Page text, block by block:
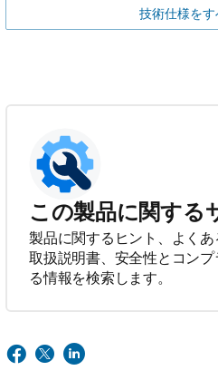
技術仕様を
この製品に関する
製品に関するヒント、よくあ
取扱説明書、安全性とコン
る情報を検索します。